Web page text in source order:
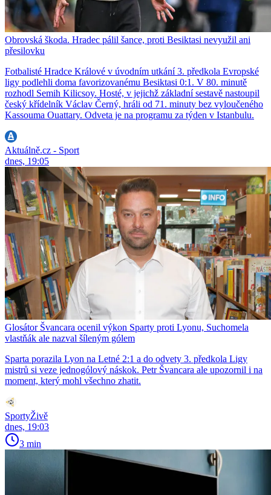
Obrovská škoda. Hradec pálil šance, proti Besiktasi nevyužil ani
přesilovku
Fotbalisté Hradce Králové v úvodním utkání 3. předkola Evropské
ligy podlehli doma favorizovanému Besiktasi 0:1. V 80. minutě
rozhodl Semih Kilicsoy. Hosté, v jejichž základní sestavě nastoupil
český křídelník Václav Černý, hráli od 71. minuty bez vyloučeného
Kassouma Ouattary. Odveta je na programu za týden v Istanbulu.
Aktuálně.cz - Sport
dnes, 19:05
Glosátor Švancara ocenil výkon Sparty proti Lyonu, Suchomela
vlastňák ale nazval šíleným gólem
Sparta porazila Lyon na Letné 2:1 a do odvety 3. předkola Ligy
mistrů si veze jednogólový náskok. Petr Švancara ale upozornil i na
moment, který mohl všechno zhatit.
SportyŽivě
dnes, 19:03
3 min